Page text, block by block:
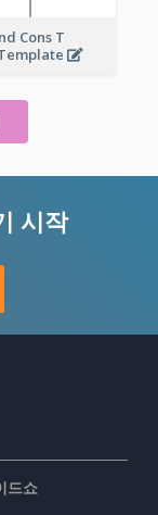
Cons T
시작
드쇼